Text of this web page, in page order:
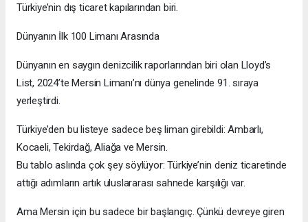
Türkiye’nin dış ticaret kapılarından biri.
Dünyanın İlk 100 Limanı Arasında
Dünyanın en saygın denizcilik raporlarından biri olan Lloyd’s
List, 2024’te Mersin Limanı’nı dünya genelinde 91. sıraya
yerleştirdi.
Türkiye’den bu listeye sadece beş liman girebildi: Ambarlı,
Kocaeli, Tekirdağ, Aliağa ve Mersin.
Bu tablo aslında çok şey söylüyor: Türkiye’nin deniz ticaretinde
attığı adımların artık uluslararası sahnede karşılığı var.
Ama Mersin için bu sadece bir başlangıç. Çünkü devreye giren